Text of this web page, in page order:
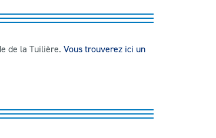
de la Tuilière. Vous trouverez ici un